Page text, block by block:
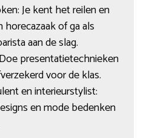
Je kent het reilen en
horecazaak of ga als
aan de slag.
presentatietechnieken
voor de klas.
en interieurstylist:
en mode bedenken